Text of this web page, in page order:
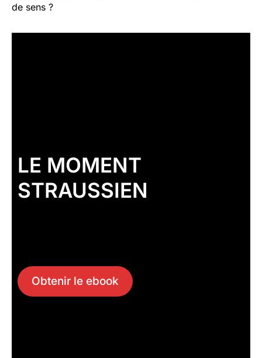
de sens ?
LE MOMENT
STRAUSSIEN
Obtenir le ebook